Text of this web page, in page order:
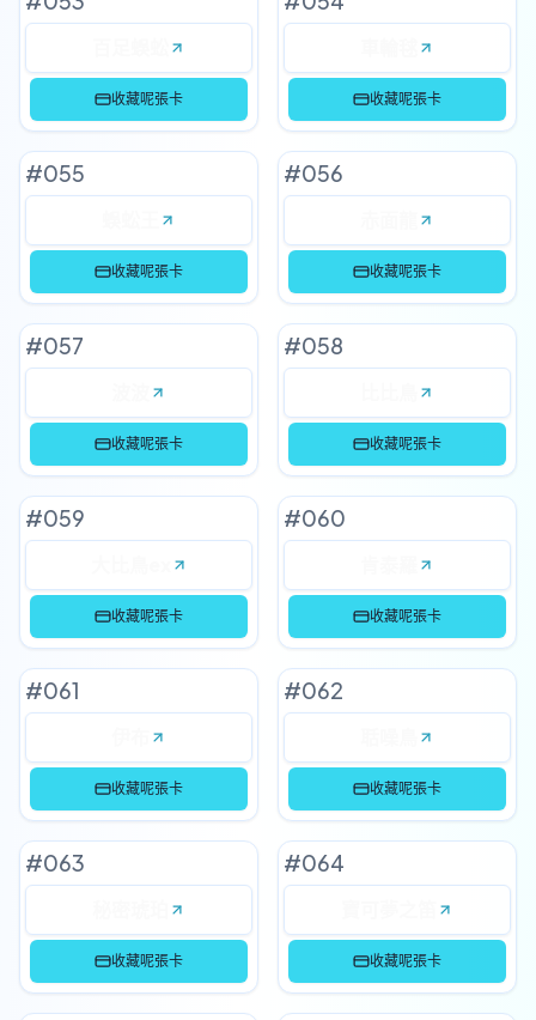
收藏呢張卡 收藏呢張卡
#055
收藏呢張卡
#056
收藏呢張卡
#057
收藏呢張卡
#058
收藏呢張卡
#059
收藏呢張卡
#060
收藏呢張卡
#061
收藏呢張卡
#062
收藏呢張卡
#063
收藏呢張卡
#064
收藏呢張卡